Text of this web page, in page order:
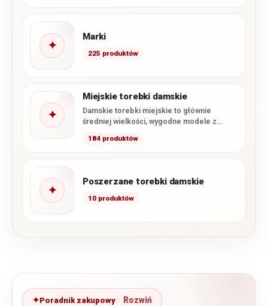
✦
Marki
225 produktów
✦
Miejskie torebki damskie
Damskie torebki miejskie to głównie
średniej wielkości, wygodne modele z
184 produktów
✦
Poszerzane torebki damskie
10 produktów
Poradnik zakupowy